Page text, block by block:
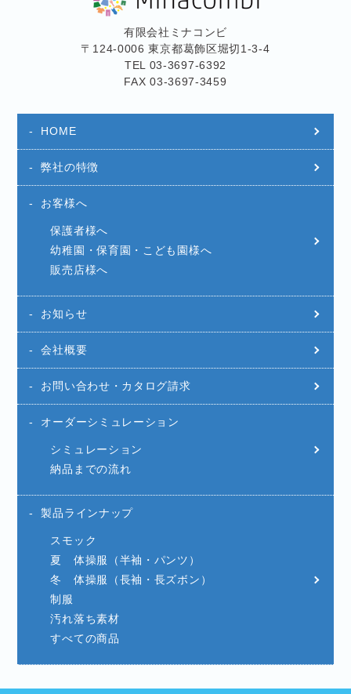
有限会社ミナコンビ
〒124-0006 東京都葛飾区堀切1-3-4
TEL 03-3697-6392
FAX 03-3697-3459
HOME
弊社の特徴
お客様へ
保護者様へ
幼稚園・保育園・こども園様へ
販売店様へ
お知らせ
会社概要
お問い合わせ・カタログ請求
オーダーシミュレーション
シミュレーション
納品までの流れ
製品ラインナップ
スモック
夏 体操服（半袖・パンツ）
冬 体操服（長袖・長ズボン）
制服
汚れ落ち素材
すべての商品